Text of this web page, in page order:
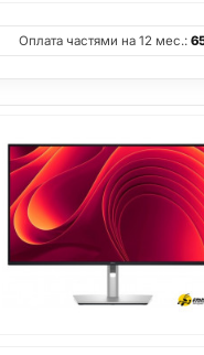
Оплата частями на 12 мес.: